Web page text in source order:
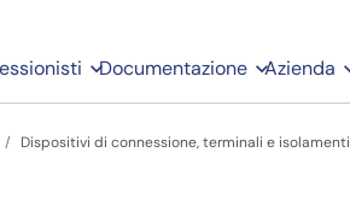
Documentazione Azienda
Dispositivi di connessione, terminali e isolamenti